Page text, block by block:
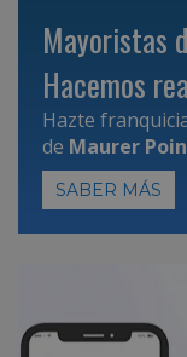
Mayoristas
Hacemos
Hazte
de Maurer
SABER MÁS